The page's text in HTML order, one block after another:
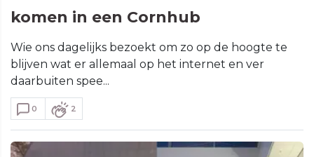
komen in een Cornhub
Wie ons dagelijks bezoekt om zo op de hoogte te
blijven wat er allemaal op het internet en ver
daarbuiten spee...
0 2